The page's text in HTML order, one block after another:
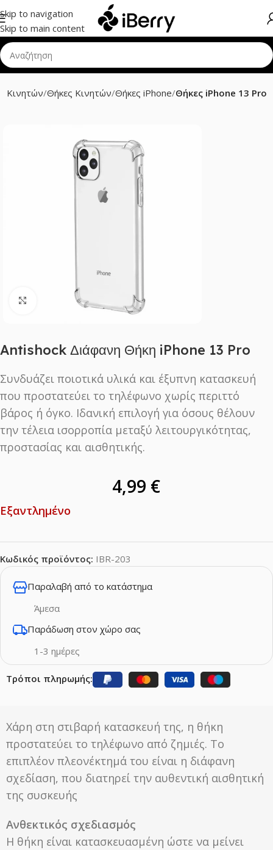
Skip to navigation
Skip to main content
Κινητών Θήκες Κινητών Θήκες iPhone Θήκες iPhone 13 Pro
Click to enlarge
Antishock Διάφανη Θήκη iPhone 13 Pro
Συνδυάζει ποιοτικά υλικά και έξυπνη κατασκευή
που προστατεύει το τηλέφωνο χωρίς περιττό
βάρος ή όγκο. Ιδανική επιλογή για όσους θέλουν
την τέλεια ισορροπία μεταξύ λειτουργικότητας,
προστασίας και αισθητικής.
4,99 €
Εξαντλημένο
Κωδικός προϊόντος: IBR-203
Παραλαβή από το κατάστημα
Άμεσα
Παράδωση στον χώρο σας
1-3 ημέρες
Τρόποι πληρωμής:
Χάρη στη στιβαρή κατασκευή της, η θήκη
προστατεύει το τηλέφωνο από ζημιές. Το
επιπλέον πλεονέκτημά του είναι η διάφανη
σχεδίαση, που διατηρεί την αυθεντική αισθητική
της συσκευής
Ανθεκτικός σχεδιασμός
Η θήκη είναι κατασκευασμένη ώστε να μείνει